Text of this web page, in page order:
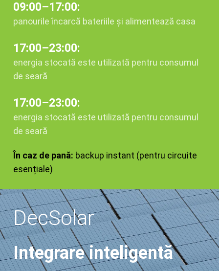
09:00–17:00:
panourile încarcă bateriile și alimentează casa
17:00–23:00:
energia stocată este utilizată pentru consumul
de seară
17:00–23:00:
energia stocată este utilizată pentru consumul
de seară
În caz de pană: backup instant (pentru circuite
esențiale)
DecSolar
Integrare inteligentă